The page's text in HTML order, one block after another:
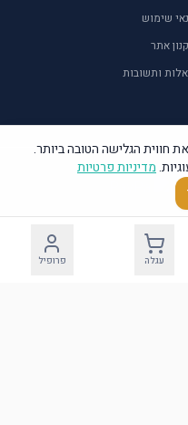
שימוש
אתר
ותשובות
כל הזכויות שמורות.
עגלה פרופיל
חווית הגלישה הטובה ביותר.
מדיניות פרטיות